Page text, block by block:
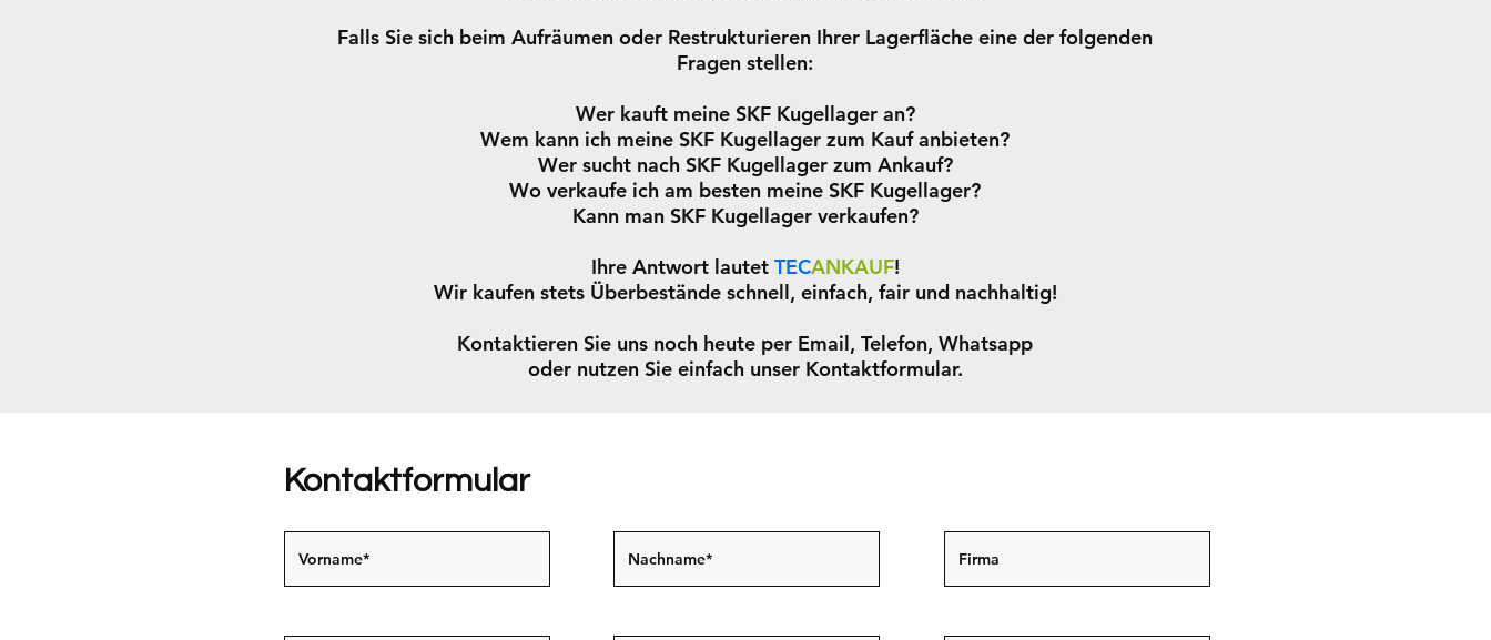
Falls Sie sich beim Aufräumen oder Restrukturieren Ihrer Lagerfläche eine der folgenden
Fragen stellen:
Wer kauft meine SKF Kugellager an?
Wem kann ich meine SKF Kugellager zum Kauf anbieten?
Wer sucht nach SKF Kugellager zum Ankauf?
Wo verkaufe ich am besten meine SKF Kugellager?
Kann man SKF Kugellager verkaufen?
Ihre Antwort lautet TECANKAUF!
Wir kaufen stets Überbestände schnell, einfach, fair und nachhaltig!
Kontaktieren Sie uns noch heute per Email, Telefon, Whatsapp
oder nutzen Sie einfach unser Kontaktformular.
Kontaktformular